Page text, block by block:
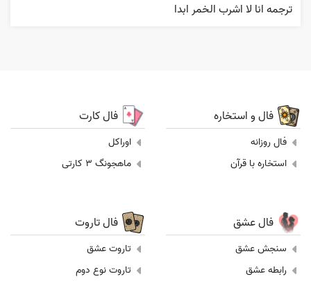
ترجمه انا لا اشرب الخمر ابدا
فال و استخاره
فال روزانه
استخاره با قرآن
فال کارت
اوراکل
ماهجونگ 3 کارتی
فال عشق
سنجش عشق
رابطه عشق
فال تاروت
تاروت عشق
تاروت نوع دوم